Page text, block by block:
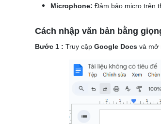
Microphone: Đảm bảo micro trên
Cách nhập văn bản bằng
Bước 1 : Truy cập Google Docs và mở